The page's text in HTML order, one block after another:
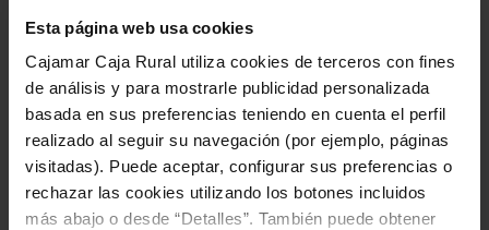
Esta página web usa cookies
Cajamar Caja Rural utiliza cookies de terceros con fines
de análisis y para mostrarle publicidad personalizada
basada en sus preferencias teniendo en cuenta el perfil
realizado al seguir su navegación (por ejemplo, páginas
visitadas). Puede aceptar, configurar sus preferencias o
rechazar las cookies utilizando los botones incluidos
más abajo o desde “Detalles”. También puede obtener
Código de conducta
Política anticorrupción
Prevención del blanqueo de capitales y de la financiación
del terrorismo
Código de buenas prácticas bancarias
Reglamento interno de conducta en el Mercado de